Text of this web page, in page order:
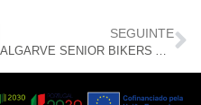
SEGUINTE